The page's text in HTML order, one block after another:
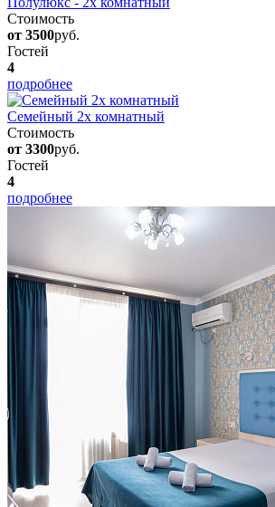
Стоимость
от 3500руб.
Гостей
4
подробнее
Семейный 2х комнатный
Стоимость
от 3300руб.
Гостей
4
подробнее